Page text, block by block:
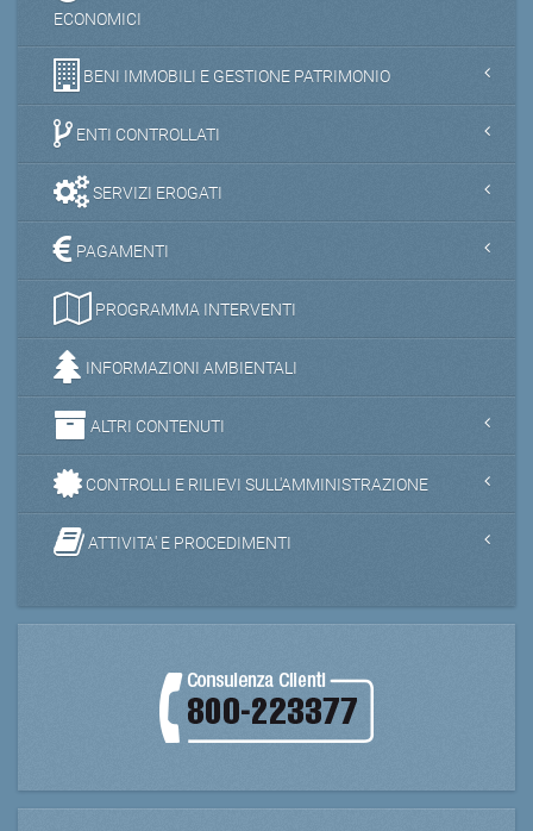
ECONOMICI
BENI IMMOBILI E GESTIONE PATRIMONIO
ENTI CONTROLLATI
SERVIZI EROGATI
PAGAMENTI
PROGRAMMA INTERVENTI
INFORMAZIONI AMBIENTALI
ALTRI CONTENUTI
CONTROLLI E RILIEVI SULL'AMMINISTRAZIONE
ATTIVITA' E PROCEDIMENTI